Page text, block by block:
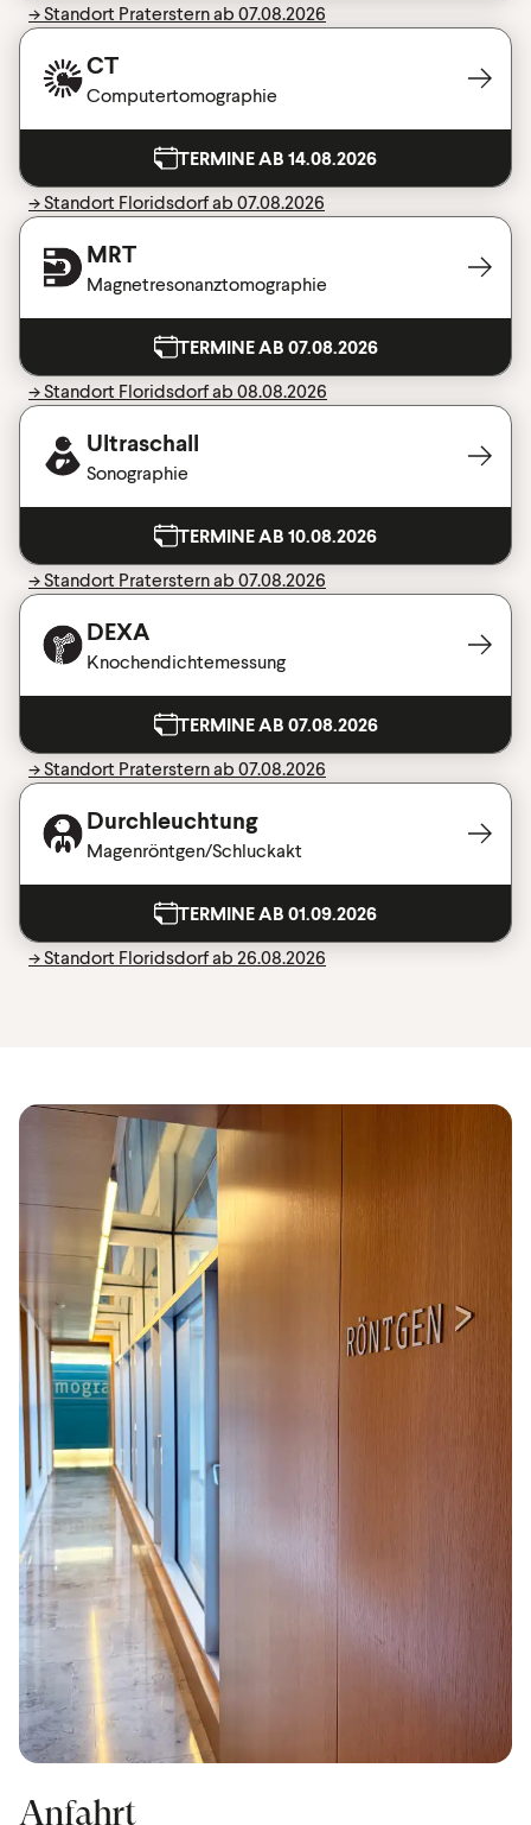
-> Standort Praterstern ab 07.08.2026
CT
Computertomographie
TERMINE AB 14.08.2026
-> Standort Floridsdorf ab 07.08.2026
MRT
Magnetresonanztomographie
TERMINE AB 07.08.2026
-> Standort Floridsdorf ab 08.08.2026
Ultraschall
Sonographie
TERMINE AB 10.08.2026
-> Standort Praterstern ab 07.08.2026
DEXA
Knochendichtemessung
TERMINE AB 07.08.2026
-> Standort Praterstern ab 07.08.2026
Durchleuchtung
Magenröntgen/Schluckakt
TERMINE AB 01.09.2026
-> Standort Floridsdorf ab 26.08.2026
Anfahrt